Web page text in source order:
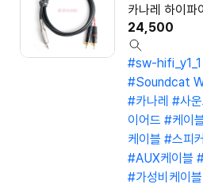
카나레 하이
24,500
#sw-hifi_y1_1
#Soundcat
#카나레 #사
이어드 #케이
케이블 #스피
#AUX케이블
#가성비케이블